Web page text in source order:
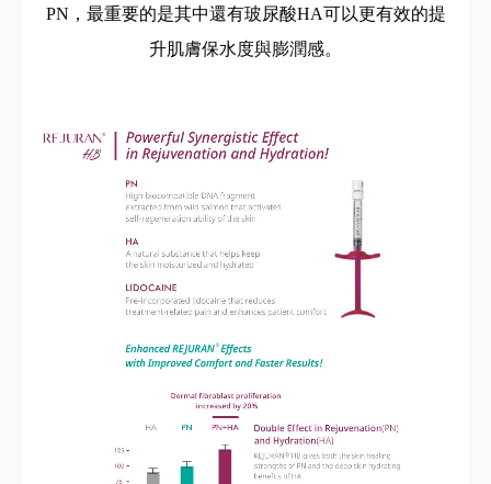
PN，最重要的是其中還有玻尿酸HA可以更有效的提
升肌膚保水度與膨潤感。